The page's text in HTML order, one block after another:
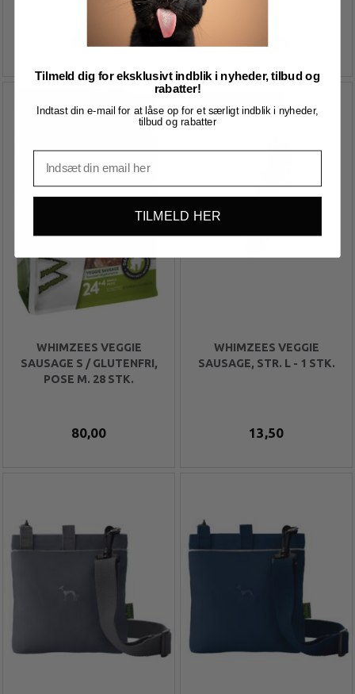
WHIMZEES VEGGIE
SAUSAGE S / GLUTENFRI,
POSE M. 28 STK.
80,00
WHIMZEES VEGGIE
SAUSAGE, STR. L - 1 STK.
13,50
Tilmeld dig for eksklusivt indblik i nyheder, tilbud og
rabatter!
Indtast din e-mail for at låse op for et særligt indblik i nyheder,
tilbud og rabatter
TILMELD HER